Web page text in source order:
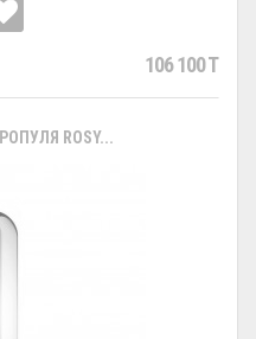
106 100 T
ROSY...